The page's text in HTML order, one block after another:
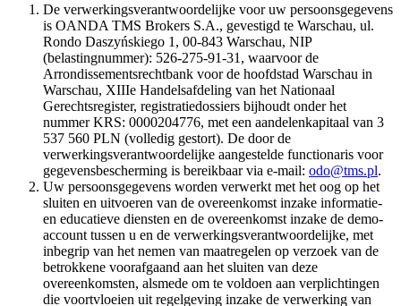
De verwerkingsverantwoordelijke voor uw persoonsgegevens
is OANDA TMS Brokers S.A., gevestigd te Warschau, ul.
Rondo Daszyńskiego 1, 00-843 Warschau, NIP
(belastingnummer): 526-275-91-31, waarvoor de
Arrondissementsrechtbank voor de hoofdstad Warschau in
Warschau, XIIIe Handelsafdeling van het Nationaal
Gerechtsregister, registratiedossiers bijhoudt onder het
nummer KRS: 0000204776, met een aandelenkapitaal van 3
537 560 PLN (volledig gestort). De door de
verwerkingsverantwoordelijke aangestelde functionaris voor
gegevensbescherming is bereikbaar via e-mail: odo@tms.pl.
Uw persoonsgegevens worden verwerkt met het oog op het
sluiten en uitvoeren van de overeenkomst inzake informatie-
en educatieve diensten en de overeenkomst inzake de demo-
account tussen u en de verwerkingsverantwoordelijke, met
inbegrip van het nemen van maatregelen op verzoek van de
betrokkene voorafgaand aan het sluiten van deze
overeenkomsten, alsmede om te voldoen aan verplichtingen
die voortvloeien uit regelgeving inzake de verwerking van